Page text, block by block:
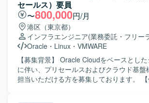
という高いセキュリティ要件下での設計・
て、信頼性工学や運用自動化のスキルを幅
いただけます。 【開発環境】 Azureを中心としたクラウド
インフラ、Terraformによる全環境のコード
Doorを用いた負荷分散、Azure Monitor /
Insights を用いた監視とアラートのコード
バックアップ・リストア運用などの環境で
きます。
を含む運用設計の検討支援を行っていただ
ー選定および評価支援、プロジェクト推進
ていただきます。 【求める人物像】 技術的な観点から主体
的に提案できる方を求めております。
プラクティスを理解している方を歓迎いた
門、運用部門、ベンダーとの調整を円滑
求めております。手を動かしながら要件定
方にご活躍いただきたいと考えております。 【ポジシ
セールス）要員
〜800,000円/月
港区（東京都）
インフラエンジニア(業務委託・フリー
Oracle ・ Linux ・ VMWARE
【募集背景】 Oracle Cloudをベースとし
に伴い、プリセールスおよびクラウド基盤
担当いただける方を募集しております。 【作業内容】